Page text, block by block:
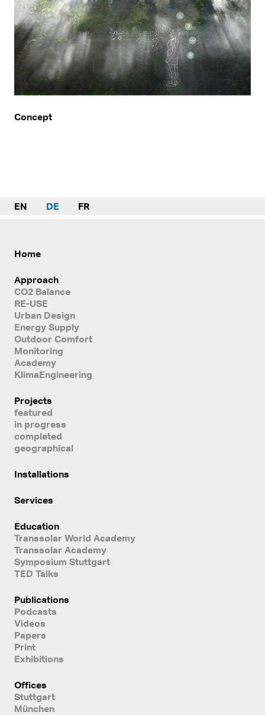
Concept
EN DE FR
Home
Approach
CO2 Balance
RE-USE
Urban Design
Energy Supply
Outdoor Comfort
Monitoring
Academy
KlimaEngineering
Projects
featured
in progress
completed
geographical
Installations
Services
Education
Transsolar World Academy
Transsolar Academy
Symposium Stuttgart
TED Talks
Publications
Podcasts
Videos
Papers
Print
Exhibitions
Offices
Stuttgart
München